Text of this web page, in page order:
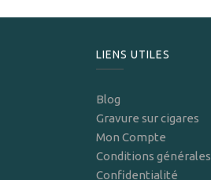
LIENS UTILES
Blog
Gravure sur cigares
Mon Compte
Conditions générales
Confidentialité